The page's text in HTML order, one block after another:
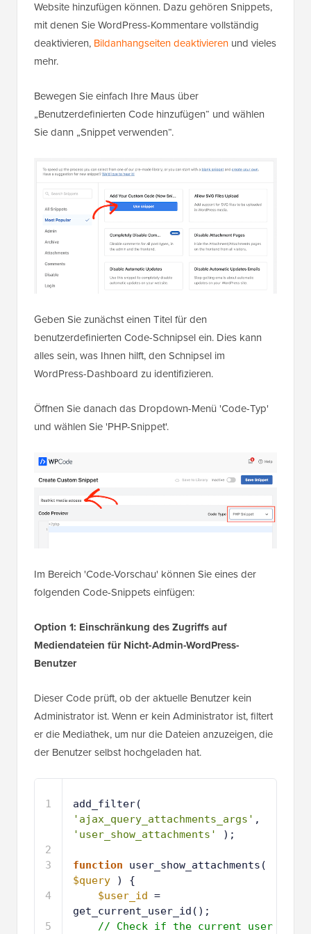
Website hinzufügen können. Dazu gehören Snippets,
mit denen Sie WordPress-Kommentare vollständig
deaktivieren, Bildanhangseiten deaktivieren und vieles
mehr.
Bewegen Sie einfach Ihre Maus über
„Benutzerdefinierten Code hinzufügen“ und wählen
Sie dann „Snippet verwenden“.
Geben Sie zunächst einen Titel für den
benutzerdefinierten Code-Schnipsel ein. Dies kann
alles sein, was Ihnen hilft, den Schnipsel im
WordPress-Dashboard zu identifizieren.
Öffnen Sie danach das Dropdown-Menü 'Code-Typ'
und wählen Sie 'PHP-Snippet'.
Im Bereich 'Code-Vorschau' können Sie eines der
folgenden Code-Snippets einfügen:
Option 1: Einschränkung des Zugriffs auf
Mediendateien für Nicht-Admin-WordPress-
Benutzer
Dieser Code prüft, ob der aktuelle Benutzer kein
Administrator ist. Wenn er kein Administrator ist, filtert
er die Mediathek, um nur die Dateien anzuzeigen, die
der Benutzer selbst hochgeladen hat.
1
2
3
4
5
'ajax_query_attachments_args'
'user_show_attachments'
);
function
$query
) {
$user_id =
get_current_user_id();
// Check if the current user